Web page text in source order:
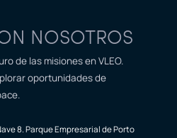
NOSOTROS
de las misiones en VLEO.
oportunidades de
8. Parque Empresarial de Porto